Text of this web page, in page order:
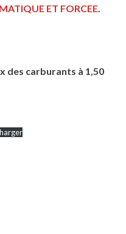
ET FORCEE
des carburants à 1,50